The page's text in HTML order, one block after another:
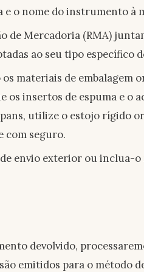
e o nome do instrumento à
de Mercadoria (RMA)
ao seu tipo específico
materiais de embalagem
os insertos de espuma e o
utilize o estojo rígido
com seguro.
envio exterior ou inclua-
devolvido,
emitidos para o método